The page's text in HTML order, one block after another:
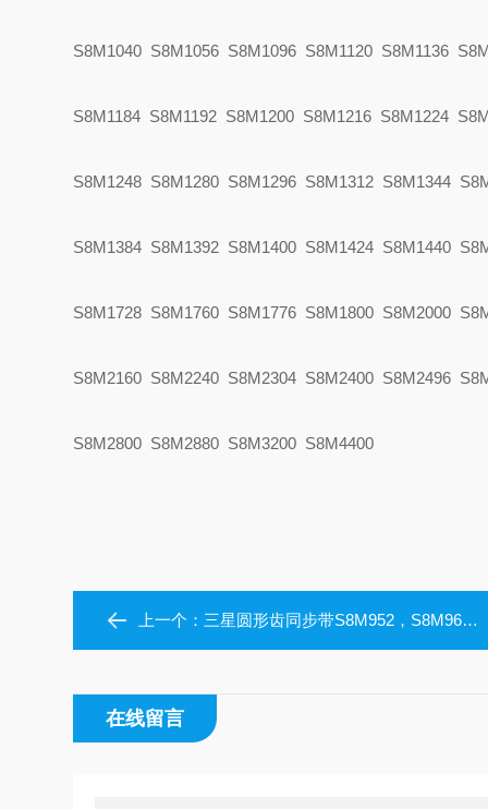
S8M1040 S8M1056 S8M1096 S8M1120 S8M1136
S8M1184 S8M1192 S8M1200 S8M1216 S8M1224
S8M1248 S8M1280 S8M1296 S8M1312 S8M1344
S8M1384 S8M1392 S8M1400 S8M1424 S8M1440
S8M1728 S8M1760 S8M1776 S8M1800 S8M2000
S8M2160 S8M2240 S8M2304 S8M2400 S8M2496
S8M2800 S8M2880 S8M3200 S8M4400
上一个： 三星圆形齿同步带S8M952，S8M960，S8M976，S8M984，S8M1000，S8M1024
在线留言